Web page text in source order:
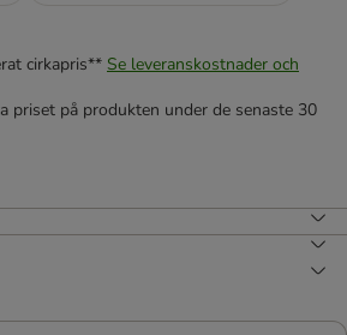
cirkapris** Se leveranskostnader och
priset på produkten under de senaste 30